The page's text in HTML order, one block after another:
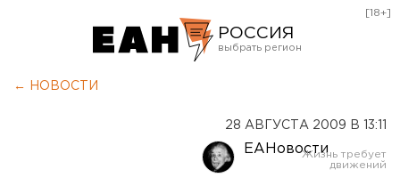
РОССИЯ
Оренбург
[18+]
← НОВОСТИ
28 АВГУСТА 2009 В 13:11
ЕАНовости